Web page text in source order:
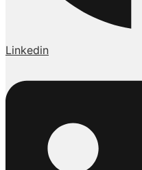
Linkedin